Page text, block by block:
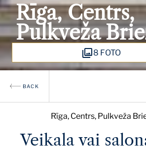
Rīga, Centrs,
Pulkveža
8 FOTO
BACK
Rīga, Centrs, Pulkveža
Veikala vai